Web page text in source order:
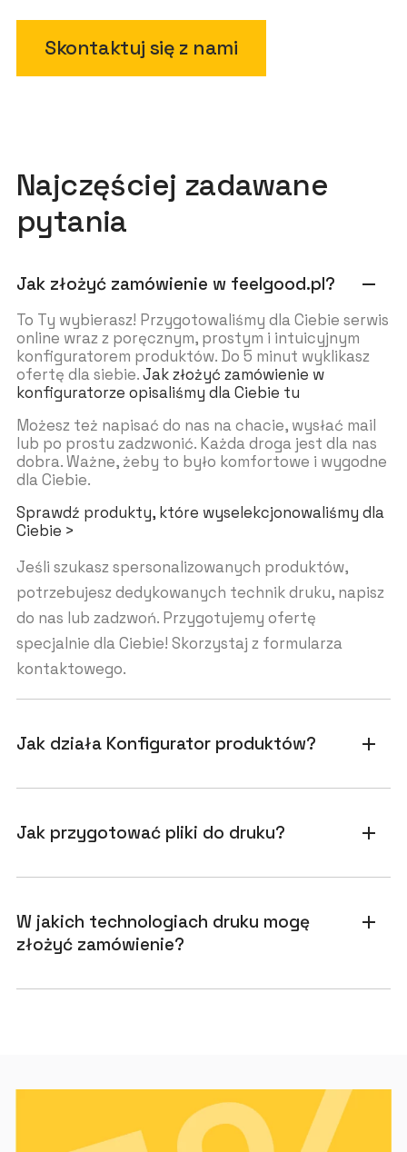
Skontaktuj się z nami
Najczęściej zadawane
pytania
Jak złożyć zamówienie w feelgood.pl? remove
To Ty wybierasz! Przygotowaliśmy dla Ciebie serwis
online wraz z poręcznym, prostym i intuicyjnym
konfiguratorem produktów. Do 5 minut wyklikasz
ofertę dla siebie.Jak złożyć zamówienie w
konfiguratorze opisaliśmy dla Ciebie tu
Możesz też napisać do nas na chacie, wysłać mail
lub po prostu zadzwonić. Każda droga jest dla nas
dobra. Ważne, żeby to było komfortowe i wygodne
dla Ciebie.
Sprawdź produkty, które wyselekcjonowaliśmy dla
Ciebie >
Jeśli szukasz spersonalizowanych produktów,
potrzebujesz dedykowanych technik druku, napisz
do nas lub zadzwoń. Przygotujemy ofertę
specjalnie dla Ciebie! Skorzystaj z formularza
kontaktowego.
Jak działa Konfigurator produktów? add
Jak przygotować pliki do druku? add
W jakich technologiach druku mogę
złożyć zamówienie?
add